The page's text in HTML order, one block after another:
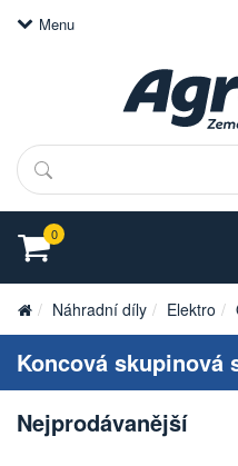
Menu
Hledat
0
Náhradní díly Elektro
Koncová skupinová
Nejprodávanější